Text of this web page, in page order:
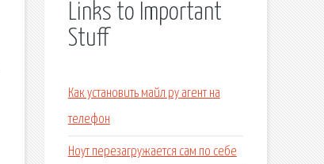
Links to Important
Stuff
Как установить майл ру агент на
телефон
Ноут перезагружается сам по себе